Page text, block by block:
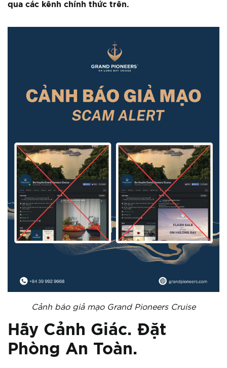
qua các kênh chính thức trên.
Cảnh báo giả mạo Grand Pioneers Cruise
Hãy Cảnh Giác. Đặt
Phòng An Toàn.